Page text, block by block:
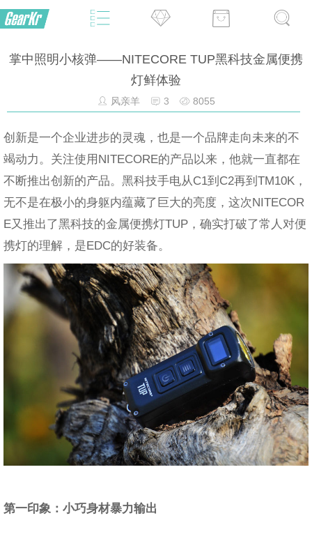
掌中照明小核弹——NITECORE TUP黑科技金属便携
灯鲜体验
风亲羊 3 8055
创新是一个企业进步的灵魂，也是一个品牌走向未来的不
竭动力。关注使用NITECORE的产品以来，他就一直都在
不断推出创新的产品。黑科技手电从C1到C2再到TM10K，
无不是在极小的身躯内蕴藏了巨大的亮度，这次NITECOR
E又推出了黑科技的金属便携灯TUP，确实打破了常人对便
携灯的理解，是EDC的好装备。
第一印象：小巧身材暴力输出